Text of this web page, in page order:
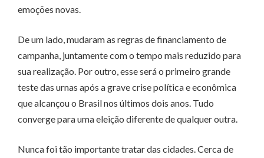
emoções novas.
De um lado, mudaram as regras de financiamento de
campanha, juntamente com o tempo mais reduzido para
sua realização. Por outro, esse será o primeiro grande
teste das urnas após a grave crise política e econômica
que alcançou o Brasil nos últimos dois anos. Tudo
converge para uma eleição diferente de qualquer outra.
Nunca foi tão importante tratar das cidades. Cerca de